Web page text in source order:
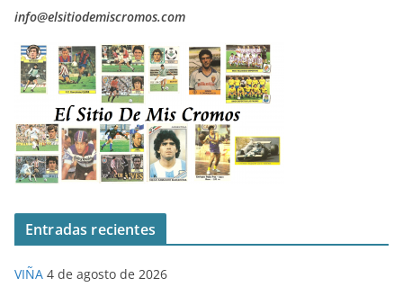
info@elsitiodemiscromos.com
Entradas recientes
VIÑA 4 de agosto de 2026